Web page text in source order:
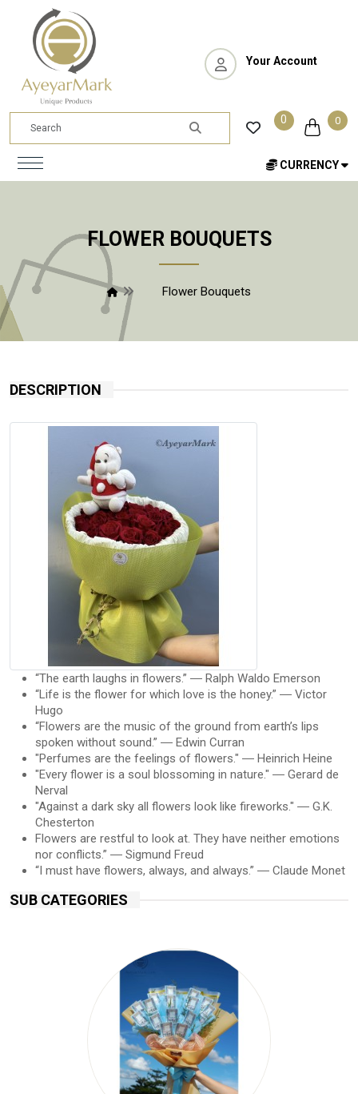
Your Account
0 0
CURRENCY
FLOWER BOUQUETS
Flower Bouquets
DESCRIPTION
“The earth laughs in flowers.” ― Ralph Waldo Emerson
“Life is the flower for which love is the honey.” ― Victor
Hugo
“Flowers are the music of the ground from earth’s lips
spoken without sound.” ― Edwin Curran
"Perfumes are the feelings of flowers." ― Heinrich Heine
"Every flower is a soul blossoming in nature." ― Gerard de
Nerval
"Against a dark sky all flowers look like fireworks." ― G.K.
Chesterton
Flowers are restful to look at. They have neither emotions
nor conflicts.” ― Sigmund Freud
“I must have flowers, always, and always.” ― Claude Monet
SUB CATEGORIES